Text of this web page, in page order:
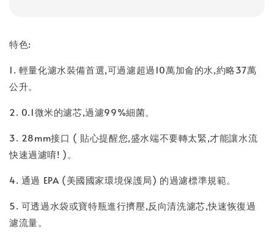
特色:
1. 輕量化濾水裝備首選,可過濾超過10萬加侖的水,約略37萬
公升。
2. 0.1微米的濾芯,過濾99%細菌。
3. 28mm接口 ( 貼心提醒您,盛水端不要轉太緊,才能讓水流
快速過濾唷! )。
4. 通過 EPA (美國國家環境保護局) 的過濾標準規範。
5. 可透過水袋或寶特瓶進行擠壓,反向清洗濾芯,快速恢復過
濾流量。